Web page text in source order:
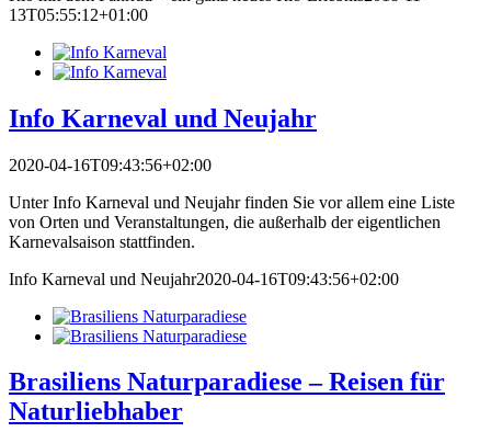
13T05:55:12+01:00
Info Karneval und Neujahr
2020-04-16T09:43:56+02:00
Unter Info Karneval und Neujahr finden Sie vor allem eine Liste
von Orten und Veranstaltungen, die außerhalb der eigentlichen
Karnevalsaison stattfinden.
Info Karneval und Neujahr2020-04-16T09:43:56+02:00
Brasiliens Naturparadiese – Reisen für
Naturliebhaber